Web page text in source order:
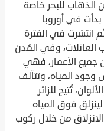
الذهاب للبحر خاصة
في أوروبا
انتشرت في الفترة
العائلات، وفي المُدن
جميع الأعمار، فهي
المياه، وتتألف
تُتيح للزائر
فوق المياه
من خلال ركوب